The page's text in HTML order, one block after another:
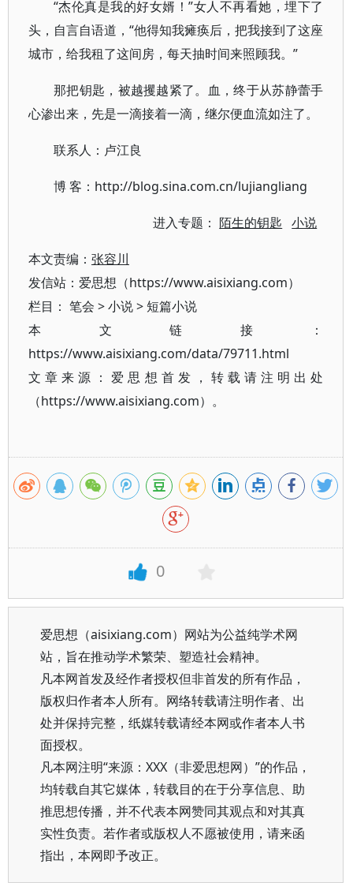
“杰伦真是我的好女婿！”女人不再看她，埋下了
头，自言自语道，“他得知我瘫痪后，把我接到了这座
城市，给我租了这间房，每天抽时间来照顾我。”
那把钥匙，被越攫越紧了。血，终于从苏静蕾手
心渗出来，先是一滴接着一滴，继尔便血流如注了。
联系人：卢江良
博 客：http://blog.sina.com.cn/lujiangliang
进入专题： 陌生的钥匙 小说
本文责编： 张容川
发信站：爱思想（https://www.aisixiang.com）
栏目： 笔会 >小说>短篇小说
本文链接：
https://www.aisixiang.com/data/79711.html
文章来源：爱思想首发，转载请注明出处
（https://www.aisixiang.com）。
0
爱思想（aisixiang.com）网站为公益纯学术网
站，旨在推动学术繁荣、塑造社会精神。
凡本网首发及经作者授权但非首发的所有作品，
版权归作者本人所有。网络转载请注明作者、出
处并保持完整，纸媒转载请经本网或作者本人书
面授权。
凡本网注明“来源：XXX（非爱思想网）”的作品，
均转载自其它媒体，转载目的在于分享信息、助
推思想传播，并不代表本网赞同其观点和对其真
实性负责。若作者或版权人不愿被使用，请来函
指出，本网即予改正。